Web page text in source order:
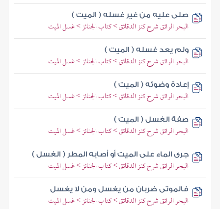
صلى عليه من غير غسله ( الميت )
البحر الرائق شرح كنز الدقائق > كتاب الجنائز > غسل الميت
ولم يعد غسله ( الميت )
البحر الرائق شرح كنز الدقائق > كتاب الجنائز > غسل الميت
إعادة وضوئه ( الميت )
البحر الرائق شرح كنز الدقائق > كتاب الجنائز > غسل الميت
صفة الغسل ( الميت )
البحر الرائق شرح كنز الدقائق > كتاب الجنائز > غسل الميت
جرى الماء على الميت أو أصابه المطر ( الغسل )
البحر الرائق شرح كنز الدقائق > كتاب الجنائز > غسل الميت
فالموتى ضربان من يغسل ومن لا يغسل
البحر الرائق شرح كنز الدقائق > كتاب الجنائز > غسل الميت